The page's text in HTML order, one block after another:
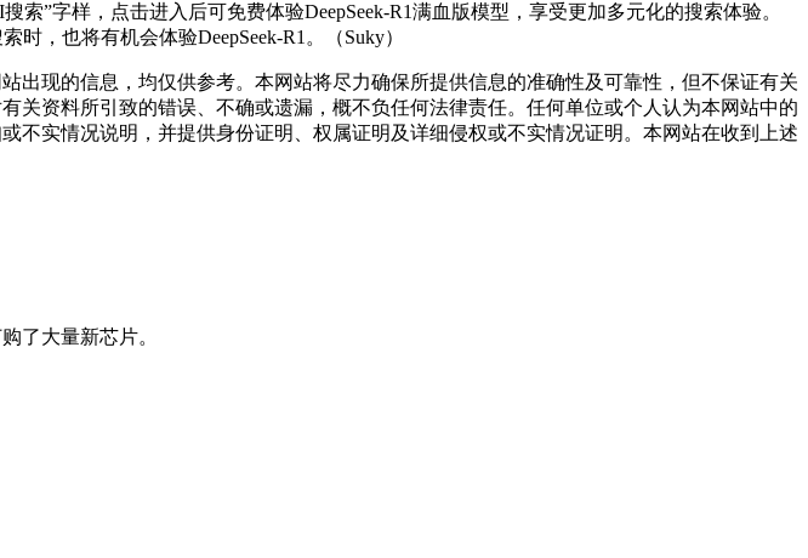
字样，点击进入后可免费体验DeepSeek-R1满血版模型，享受更加多元化的搜索体验。
，也将有机会体验DeepSeek-R1。（Suky）
现的信息，均仅供参考。本网站将尽力确保所提供信息的准确性及可靠性，但不保证有关
资料所引致的错误、不确或遗漏，概不负任何法律责任。任何单位或个人认为本网站中的
不实情况说明，并提供身份证明、权属证明及详细侵权或不实情况证明。本网站在收到上述
了大量新芯片。